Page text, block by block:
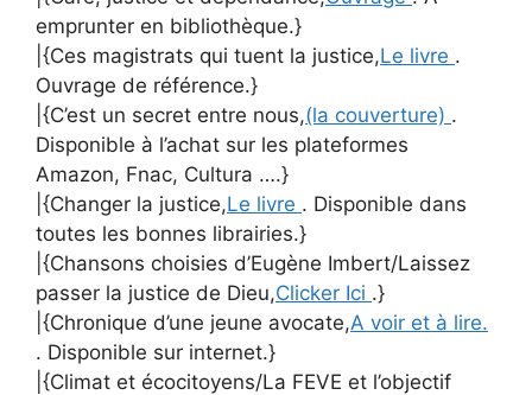
emprunter en bibliothèque.}
|{Ces magistrats qui tuent la justice,Le livre .
Ouvrage de référence.}
|{C’est un secret entre nous,(la couverture) .
Disponible à l’achat sur les plateformes
Amazon, Fnac, Cultura ….}
|{Changer la justice,Le livre . Disponible dans
toutes les bonnes librairies.}
|{Chansons choisies d’Eugène Imbert/Laissez
passer la justice de Dieu,Clicker Ici .}
|{Chronique d’une jeune avocate,A voir et à lire.
. Disponible sur internet.}
|{Climat et écocitoyens/La FEVE et l’objectif